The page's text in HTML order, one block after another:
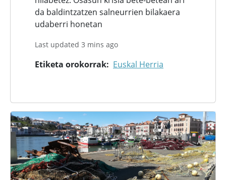
da baldintzatzen salneurrien bilakaera
udaberri honetan
Last updated 3 mins ago
Etiketa orokorrak Euskal Herria